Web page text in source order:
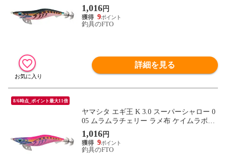
エギ 2019年 新製品 エギング 定番 アオリ
イカ
1,016円
9
釣具のFTO
詳細を見る
8/6時点_ポイント最大11倍
ヤマシタ エギ王 K 3.0 スーパーシャロー 0
05 ムラムラチェリー ラメ布 ケイムラボデ
ィー / エギ 2019年 新製品 エギング 定番 ア
オリイカ
1,016円
9
釣具のFTO